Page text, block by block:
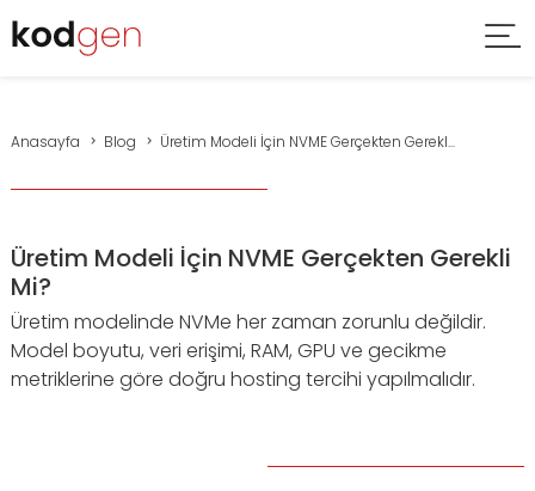
Anasayfa Blog Üretim Modeli İçin NVME Gerçekten Gerekl...
Üretim Modeli İçin NVME Gerçekten Gerekli
Mi?
Üretim modelinde NVMe her zaman zorunlu değildir.
Model boyutu, veri erişimi, RAM, GPU ve gecikme
metriklerine göre doğru hosting tercihi yapılmalıdır.